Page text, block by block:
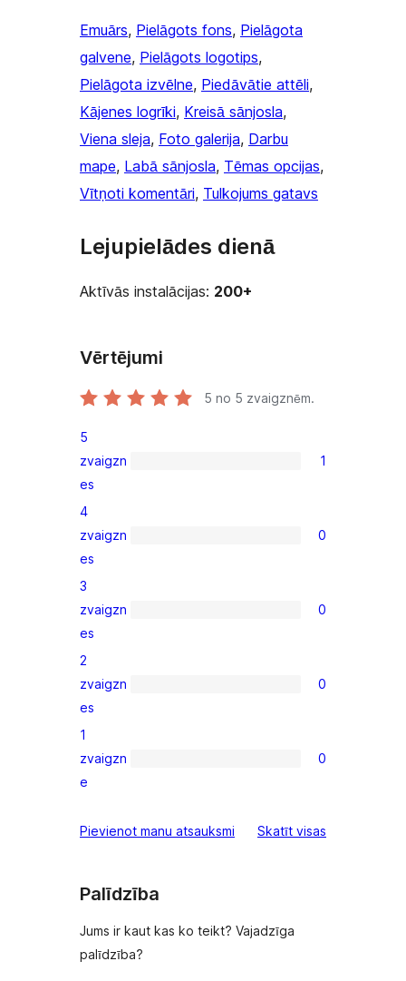
Emuārs, Pielāgots fons, Pielāgota
galvene, Pielāgots logotips
Pielāgota izvēlne, Piedāvātie attēli
Kājenes logrīki, Kreisā sānjosla
Viena sleja, Foto galerija, Darbu
mape, Labā sānjosla, Tēmas opcijas
Vītņoti komentāri, Tulkojums gatavs
Lejupielādes dienā
Aktīvās instalācijas: 200+
Vērtējumi
5 no 5 zvaigznēm.
1
5-
star
review
5
zvaigzn
es
1
0
4-
star
reviews
4
zvaigzn
es
0
0
3-
star
reviews
3
zvaigzn
es
0
0
2-
star
reviews
2
zvaigzn
es
0
0
1-
reviews
1
zvaigzn
e
0
Pievienot manu atsauksmi Skatīt visas
Palīdzība
Jums ir kaut kas ko teikt? Vajadzīga
palīdzība?